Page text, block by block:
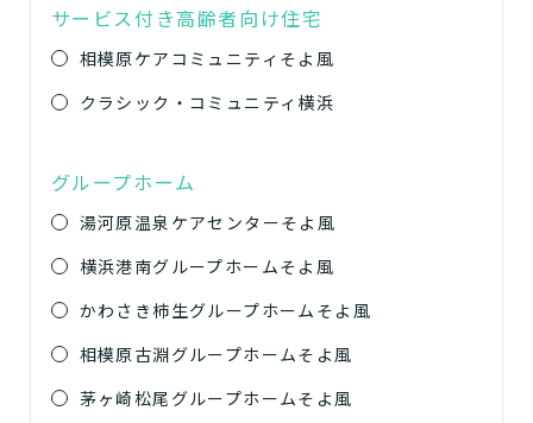
サービス付き高齢者向け住宅
相模原ケアコミュニティそよ風
クラシック・コミュニティ横浜
グループホーム
湯河原温泉ケアセンターそよ風
横浜港南グループホームそよ風
かわさき柿生グループホームそよ風
相模原古淵グループホームそよ風
茅ヶ崎松尾グループホームそよ風